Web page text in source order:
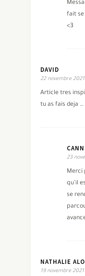
fait se
<3
DAVID
22 novembre
Article tres
tu as fais deja
23
Merci
qu’il
se
NATHALIE
19 novembre